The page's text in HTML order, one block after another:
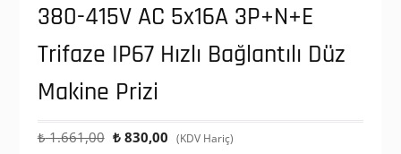
380-415V AC 5x16A 3P+N+E
Trifaze IP67 Hızlı Bağlantılı Düz
Makine Prizi
₺1.661,00 Orijinal
₺830,00 Şu
(KDV Hariç)